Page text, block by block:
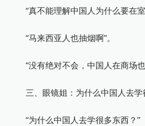
“真不能理解中国人为什么要在室
“马来西亚人也抽烟啊”。
“没有绝对不会，中国人在商场也
三、眼镜姐：为什么中国人去学
“为什么中国人去学很多东西？”